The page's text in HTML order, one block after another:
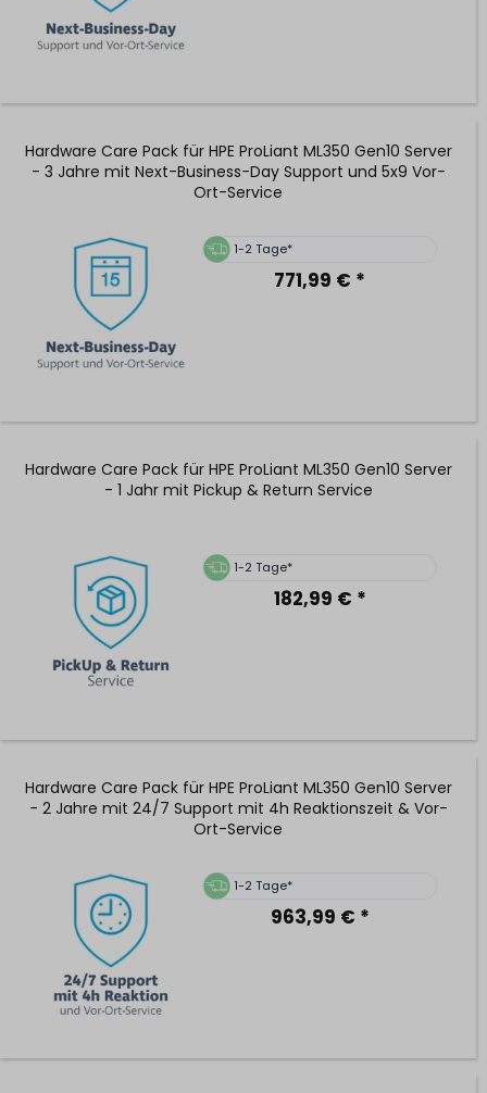
Hardware Care Pack für HPE ProLiant ML350 Gen10 Server
- 3 Jahre mit Next-Business-Day Support und 5x9 Vor-
Ort-Service
1-2 Tage*
771,99 € *
Hardware Care Pack für HPE ProLiant ML350 Gen10 Server
- 1 Jahr mit Pickup & Return Service
1-2 Tage*
182,99 € *
Hardware Care Pack für HPE ProLiant ML350 Gen10 Server
- 2 Jahre mit 24/7 Support mit 4h Reaktionszeit & Vor-
Ort-Service
1-2 Tage*
963,99 € *